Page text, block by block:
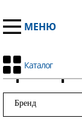
МЕНЮ
Каталог
Бренд